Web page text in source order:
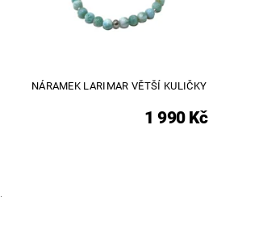
NÁRAMEK LARIMAR VĚTŠÍ KULIČKY
1 990 Kč